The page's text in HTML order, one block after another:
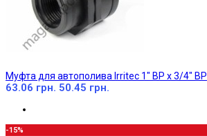
Муфта для автополива Irritec 1" ВР х 3/4" ВР
63.06 грн. 50.45 грн.
-15%